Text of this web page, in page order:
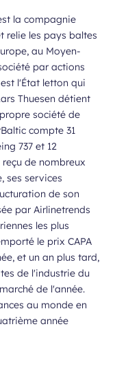
la compagnie
relie les pays baltes
au Moyen-
par actions
l'État letton qui
Thuesen détient
société de
compte 31
737 et 12
de nombreux
ses services
de son
par Airlinetrends
les plus
le prix CAPA
et un an plus tard,
de l'industrie du
de l'année.
au monde en
année